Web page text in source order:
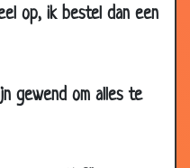
op, ik bestel dan een
gewend om alles te
3.21
2.92